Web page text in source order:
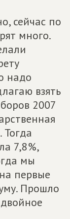
сейчас по
много.
надо
взять
2007
7,8%,
мы
первые
Прошло